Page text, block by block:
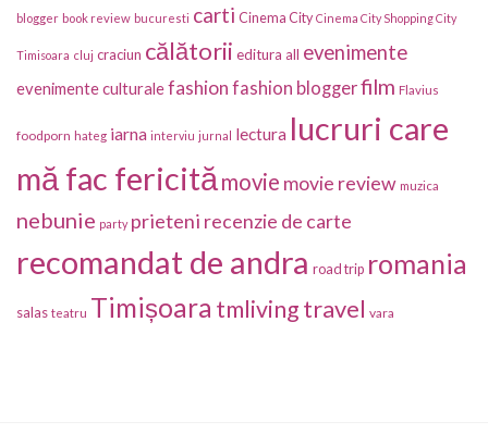
blogger book review bucuresti carti Cinema City Cinema City Shopping City
Timisoara cluj craciun călătorii editura all evenimente
evenimente culturalefashion fashion bloggerfilm Flavius
foodporn hateg iarna interviu jurnal lectura lucruri care
mă fac fericită movie movie review muzica
nebunie party prieteni recenzie de carte
recomandat de andra road trip romania
salas teatru Timișoara tmlivingtravel vara